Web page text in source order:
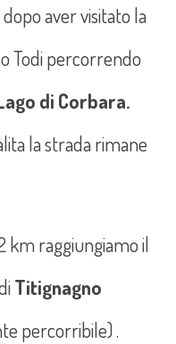
, dopo aver visitato la
Todi percorrendo
di Corbara.
la strada rimane
km raggiungiamo il
Titignagno
percorribile) .